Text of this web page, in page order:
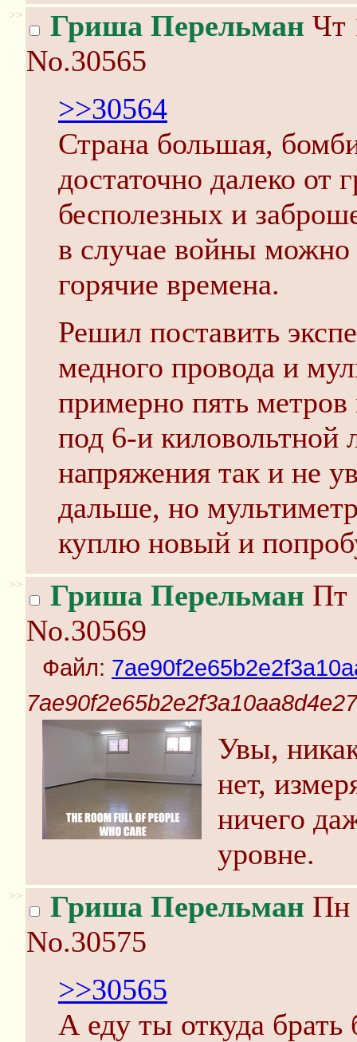
>> Гриша Перельман Чт
No.30565
>>30564
Страна большая,
достаточно далеко
бесполезных и
в случае войны можно
горячие времена.
Решил поставить
медного провода и
примерно пять
под 6-и киловольтной
напряжения так и не
дальше, но
куплю новый и
>> Гриша Перельман Пт
No.30569
Файл:
Увы,
нет,
ничего
уровне.
>> Гриша Перельман Пн
No.30575
>>30565
А еду ты откуда